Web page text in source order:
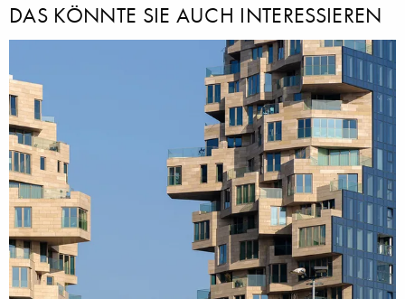
DAS KÖNNTE SIE AUCH INTERESSIEREN